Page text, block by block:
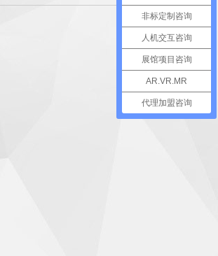
非标定制咨询
人机交互咨询
展馆项目咨询
AR.VR.MR
代理加盟咨询